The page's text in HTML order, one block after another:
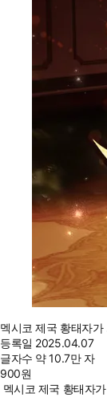
멕시코 제국 황태자가
등록일 2025.04.07
글자수 약 10.7만 자
900원
멕시코 제국 황태자